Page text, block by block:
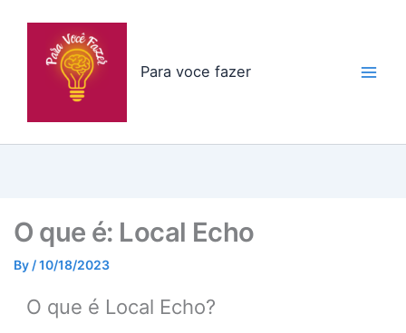
Para voce fazer
O que é: Local Echo
By /10/18/2023
O que é Local Echo?